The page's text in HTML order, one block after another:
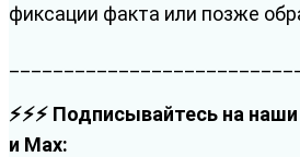
фиксации факта или позже
⚡⚡⚡ Подписывайтесь на
и Max: